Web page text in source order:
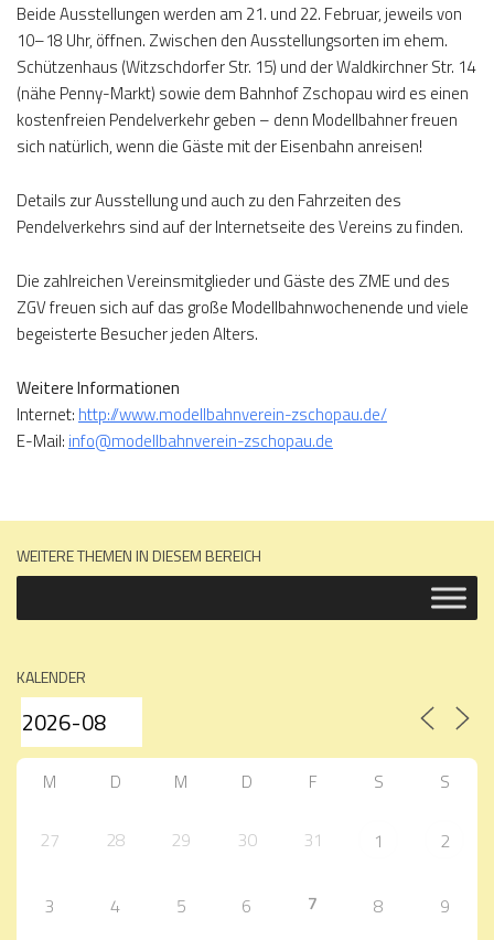
Beide Ausstellungen werden am 21. und 22. Februar, jeweils von
10–18 Uhr, öffnen. Zwischen den Ausstellungsorten im ehem.
Schützenhaus (Witzschdorfer Str. 15) und der Waldkirchner Str. 14
(nähe Penny-Markt) sowie dem Bahnhof Zschopau wird es einen
kostenfreien Pendelverkehr geben – denn Modellbahner freuen
sich natürlich, wenn die Gäste mit der Eisenbahn anreisen!
Details zur Ausstellung und auch zu den Fahrzeiten des
Pendelverkehrs sind auf der Internetseite des Vereins zu finden.
Die zahlreichen Vereinsmitglieder und Gäste des ZME und des
ZGV freuen sich auf das große Modellbahnwochenende und viele
begeisterte Besucher jeden Alters.
Weitere Informationen
Internet: http://www.modellbahnverein-zschopau.de/
E-Mail: info@modellbahnverein-zschopau.de
WEITERE THEMEN IN DIESEM BEREICH
KALENDER
M D M D F S S
27 28 29 30 31 1 2
3 4 5 6 7 8 9